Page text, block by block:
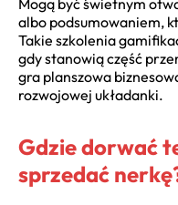
Mogą być świetnym
albo podsumowaniem,
Takie szkolenia
gdy stanowią część
gra planszowa
rozwojowej układanki.
Gdzie dorwać
sprzedać